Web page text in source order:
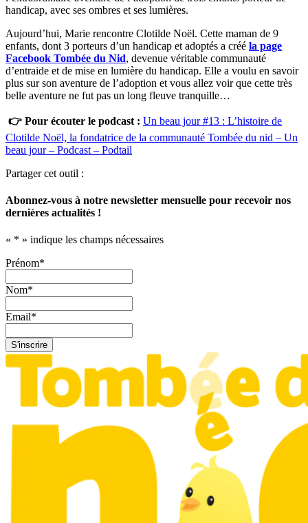
handicap, avec ses ombres et ses lumières.
Aujourd’hui, Marie rencontre Clotilde Noël. Cette maman de 9
enfants, dont 3 porteurs d’un handicap et adoptés a créé la page
Facebook Tombée du Nid, devenue véritable communauté
d’entraide et de mise en lumière du handicap. Elle a voulu en savoir
plus sur son aventure de l’adoption et vous allez voir que cette très
belle aventure ne fut pas un long fleuve tranquille…
👉 Pour écouter le podcast : Un beau jour #13 : L’histoire de
Clotilde Noël, la fondatrice de la communauté Tombée du nid – Un
beau jour – Podcast – Podtail
Partager cet outil :
Abonnez-vous à notre newsletter mensuelle pour recevoir nos
dernières actualités !
« * » indique les champs nécessaires
Prénom*
Nom*
Email*